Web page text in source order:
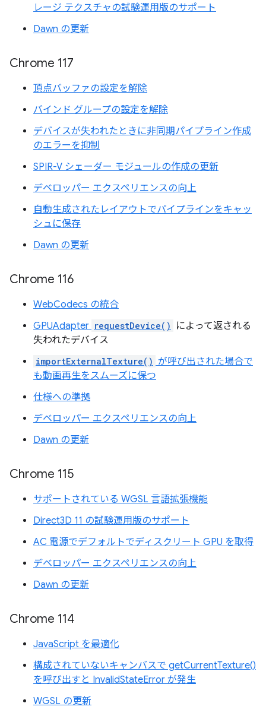
レージ テクスチャの試験運用版のサポート
Dawn の更新
Chrome 117
頂点バッファの設定を解除
バインド グループの設定を解除
デバイスが失われたときに非同期パイプライン作成
のエラーを抑制
SPIR-V シェーダー モジュールの作成の更新
デベロッパー エクスペリエンスの向上
自動生成されたレイアウトでパイプラインをキャッ
シュに保存
Dawn の更新
Chrome 116
WebCodecs の統合
GPUAdapter requestDevice()
によって返される
失われたデバイス
importExternalTexture() が呼び出された場合で
も動画再生をスムーズに保つ
仕様への準拠
デベロッパー エクスペリエンスの向上
Dawn の更新
Chrome 115
サポートされている WGSL 言語拡張機能
Direct3D 11 の試験運用版のサポート
AC 電源でデフォルトでディスクリート GPU を取得
デベロッパー エクスペリエンスの向上
Dawn の更新
Chrome 114
JavaScript を最適化
構成されていないキャンバスで getCurrentTexture()
を呼び出すと InvalidStateError が発生
WGSL の更新